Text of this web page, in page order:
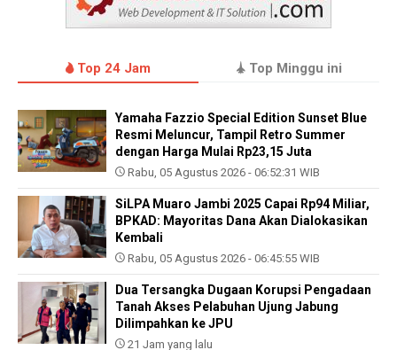
Top 24 Jam Top Minggu ini
Yamaha Fazzio Special Edition Sunset Blue
Resmi Meluncur, Tampil Retro Summer
dengan Harga Mulai Rp23,15 Juta
Rabu, 05 Agustus 2026 - 06:52:31 WIB
SiLPA Muaro Jambi 2025 Capai Rp94 Miliar,
BPKAD: Mayoritas Dana Akan Dialokasikan
Kembali
Rabu, 05 Agustus 2026 - 06:45:55 WIB
Dua Tersangka Dugaan Korupsi Pengadaan
Tanah Akses Pelabuhan Ujung Jabung
Dilimpahkan ke JPU
21 Jam yang lalu